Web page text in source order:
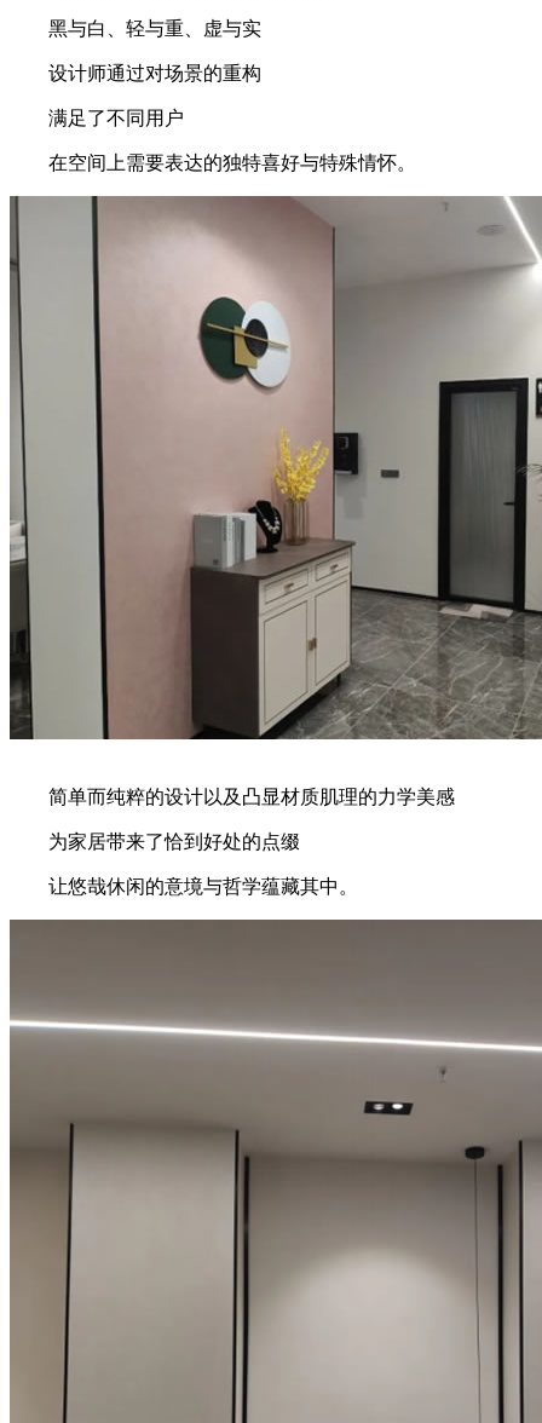
黑与白、轻与重、虚与实
设计师通过对场景的重构
满足了不同用户
在空间上需要表达的独特喜好与特殊情怀。
简单而纯粹的设计以及凸显材质肌理的力学美感
为家居带来了恰到好处的点缀
让悠哉休闲的意境与哲学蕴藏其中。